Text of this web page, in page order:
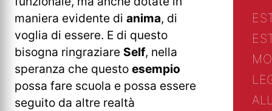
maniera evidente di anima, di
voglia di essere. E di questo
bisogna ringraziare Self, nella
speranza che questo esempio
possa fare scuola e possa essere
seguito da altre realtà